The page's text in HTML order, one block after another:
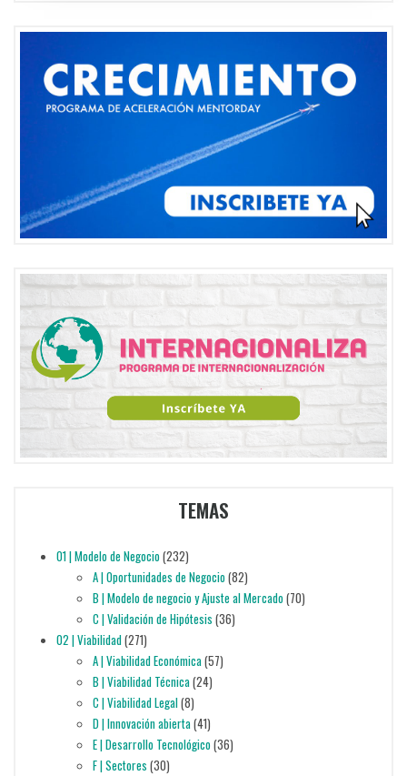
TEMAS
01 | Modelo de Negocio(232)
A | Oportunidades de Negocio(82)
B | Modelo de negocio y Ajuste al Mercado(70)
C | Validación de Hipótesis (36)
02 | Viabilidad(271)
A | Viabilidad Económica(57)
B | Viabilidad Técnica(24)
C | Viabilidad Legal(8)
D | Innovación abierta(41)
E | Desarrollo Tecnológico(36)
F | Sectores (30)